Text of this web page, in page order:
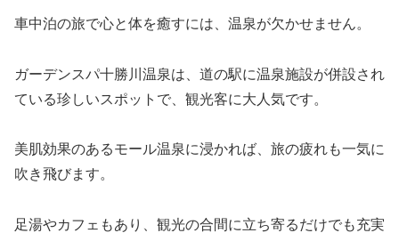
車中泊の旅で心と体を癒すには、温泉が欠かせません。
ガーデンスパ十勝川温泉は、道の駅に温泉施設が併設され
ている珍しいスポットで、観光客に大人気です。
美肌効果のあるモール温泉に浸かれば、旅の疲れも一気に
吹き飛びます。
足湯やカフェもあり、観光の合間に立ち寄るだけでも充実